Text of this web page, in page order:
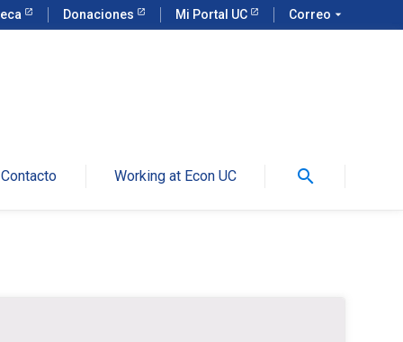
Donaciones Mi Portal UC Correo arrow_drop_down
Contacto Working at Econ UC search